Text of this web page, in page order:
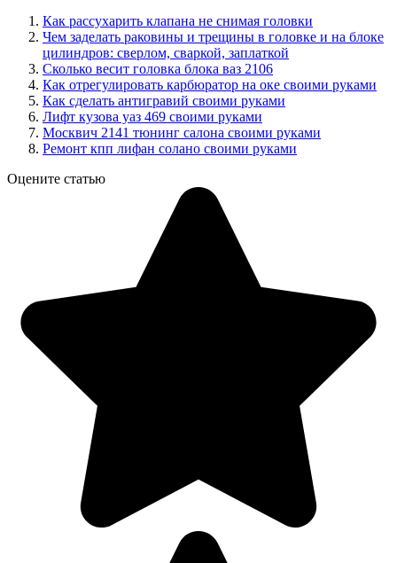
Как рассухарить клапана не снимая головки
Чем заделать раковины и трещины в головке и на блоке
цилиндров: сверлом, сваркой, заплаткой
Сколько весит головка блока ваз 2106
Как отрегулировать карбюратор на оке своими руками
Как сделать антигравий своими руками
Лифт кузова уаз 469 своими руками
Москвич 2141 тюнинг салона своими руками
Ремонт кпп лифан солано своими руками
Оцените статью